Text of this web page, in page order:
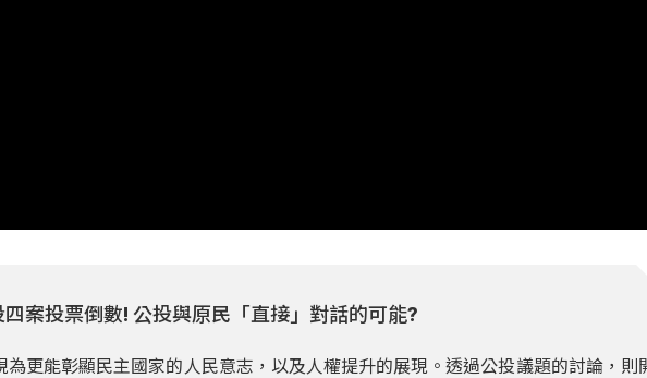
案投票倒數! 公投與原民「直接」對話的可能?
為更能彰顯民主國家的人民意志，以及人權提升的展現。透過公投議題的討論，則